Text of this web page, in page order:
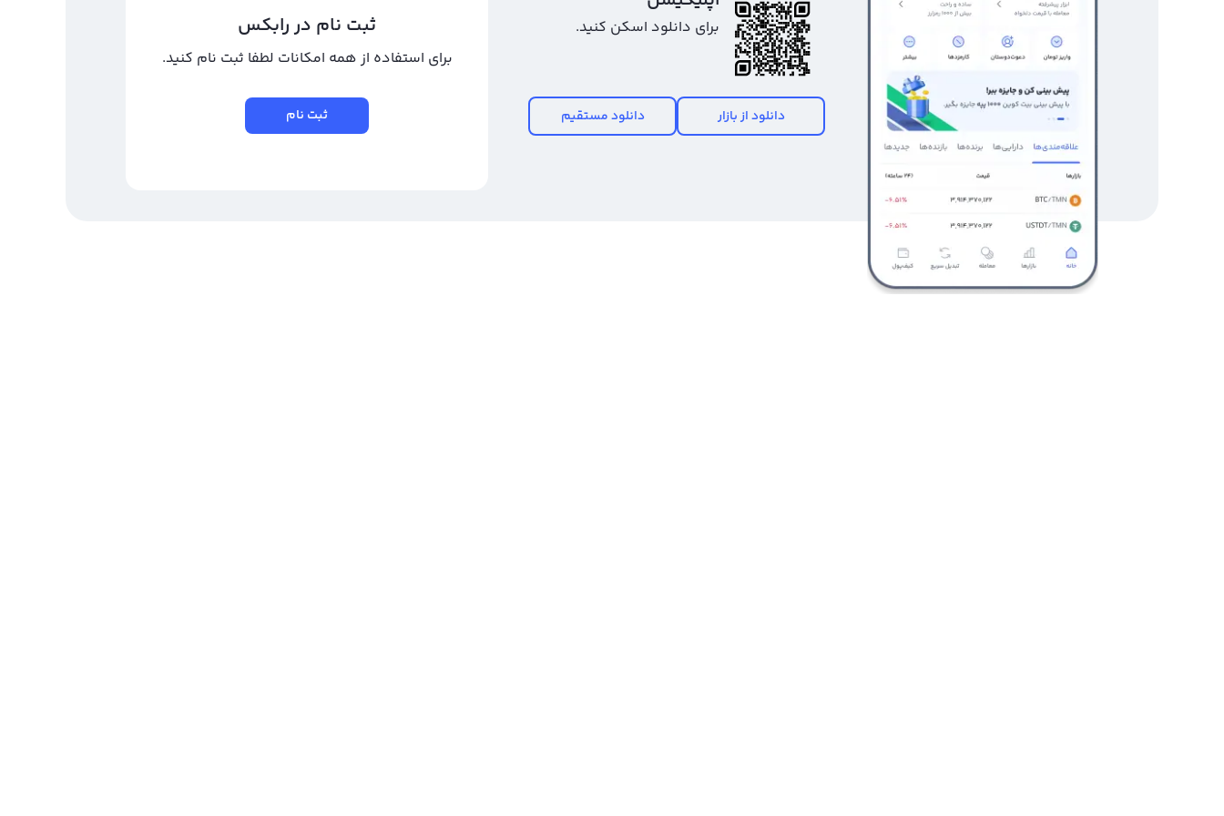
توجه به اینکه منچستر سیتی تیمی پرطرفدار در سراسر جهان است، شاخص بودن این ارز در بازار معاملاتی قابل پیش‌بینی
است و احتمال سوددهی به سرعت بالا می‌رود. مثل بسیاری ارزهای دیگر، برای خرید و فروش منچستر سیتی فن توکن نیز
بهتر است به زمان و قیمت مناسب خود توجه کرده و معاملات خود را با دقت انجام دهید تا بهترین سود را به دست آورید.
رابکس از خرید و فروش بیش از ۱۰۰۰ ارز دیجیتال پشتیبانی می‌کند. برای مشاهده قیمت رمز ارز منچستر سیتی فن توکن، به
قیمت منچستر سیتی فن توکنبروید.
برای دانلود اسکن کنید.
دانلود از بازار دانلود مستقیم
ثبت نام در رابکس
برای استفاده از همه امکانات لطفا ثبت نام کنید.
ثبت نام